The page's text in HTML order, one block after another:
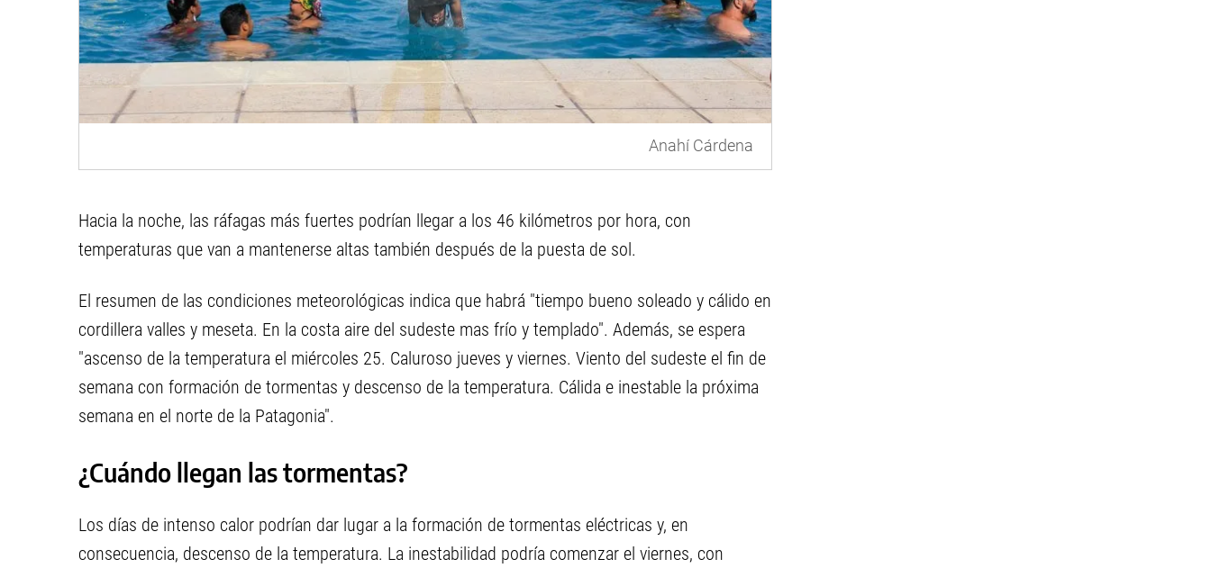
Anahí Cárdena
Hacia la noche, las ráfagas más fuertes podrían llegar a los 46 kilómetros por hora, con
temperaturas que van a mantenerse altas también después de la puesta de sol.
El resumen de las condiciones meteorológicas indica que habrá "tiempo bueno soleado y cálido en
cordillera valles y meseta. En la costa aire del sudeste mas frío y templado". Además, se espera
"ascenso de la temperatura el miércoles 25. Caluroso jueves y viernes. Viento del sudeste el fin de
semana con formación de tormentas y descenso de la temperatura. Cálida e inestable la próxima
semana en el norte de la Patagonia".
¿Cuándo llegan las tormentas?
Los días de intenso calor podrían dar lugar a la formación de tormentas eléctricas y, en
consecuencia, descenso de la temperatura. La inestabilidad podría comenzar el viernes, con